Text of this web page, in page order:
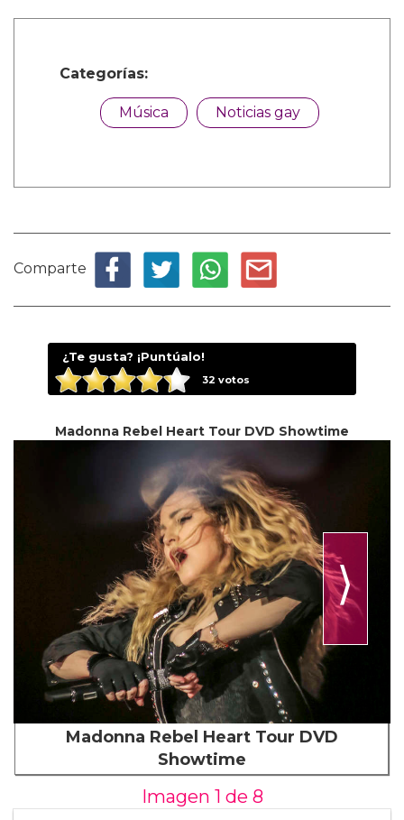
Categorías:
Música Noticias gay
Comparte
¿Te gusta? ¡Puntúalo!
32 votos
Madonna Rebel Heart Tour DVD Showtime
⟩
Madonna Rebel Heart Tour DVD
Showtime
Imagen 1 de 8